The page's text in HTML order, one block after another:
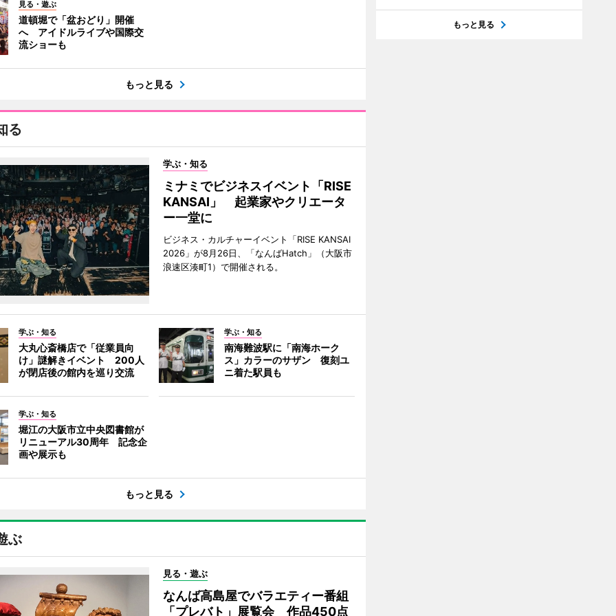
見る・遊ぶ
道頓堀で「盆おどり」開催
へ アイドルライブや国際交
流ショーも
もっと見る
る
学ぶ・知る
ミナミでビジネスイベント「RISE
KANSAI」 起業家やクリエータ
ー一堂に
ビジネス・カルチャーイベント「RISE KANSAI
2026」が8月26日、「なんばHatch」（大阪市
浪速区湊町1）で開催される。
学ぶ・知る
大丸心斎橋店で「従業員向
け」謎解きイベント 200人
が閉店後の館内を巡り交流
学ぶ・知る
南海難波駅に「南海ホーク
ス」カラーのサザン 復刻ユ
ニ着た駅員も
学ぶ・知る
堀江の大阪市立中央図書館が
リニューアル30周年 記念企
画や展示も
もっと見る
ぶ
見る・遊ぶ
なんば高島屋でバラエティー番組
「プレバト」展覧会 作品450点
もっと見る